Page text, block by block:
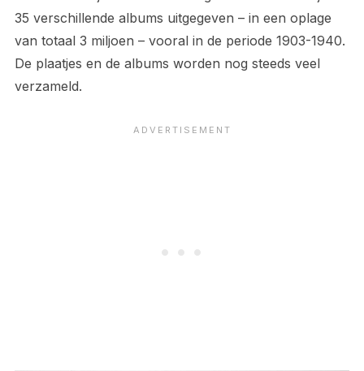
35 verschillende albums uitgegeven – in een oplage
van totaal 3 miljoen – vooral in de periode 1903-1940.
De plaatjes en de albums worden nog steeds veel
verzameld.